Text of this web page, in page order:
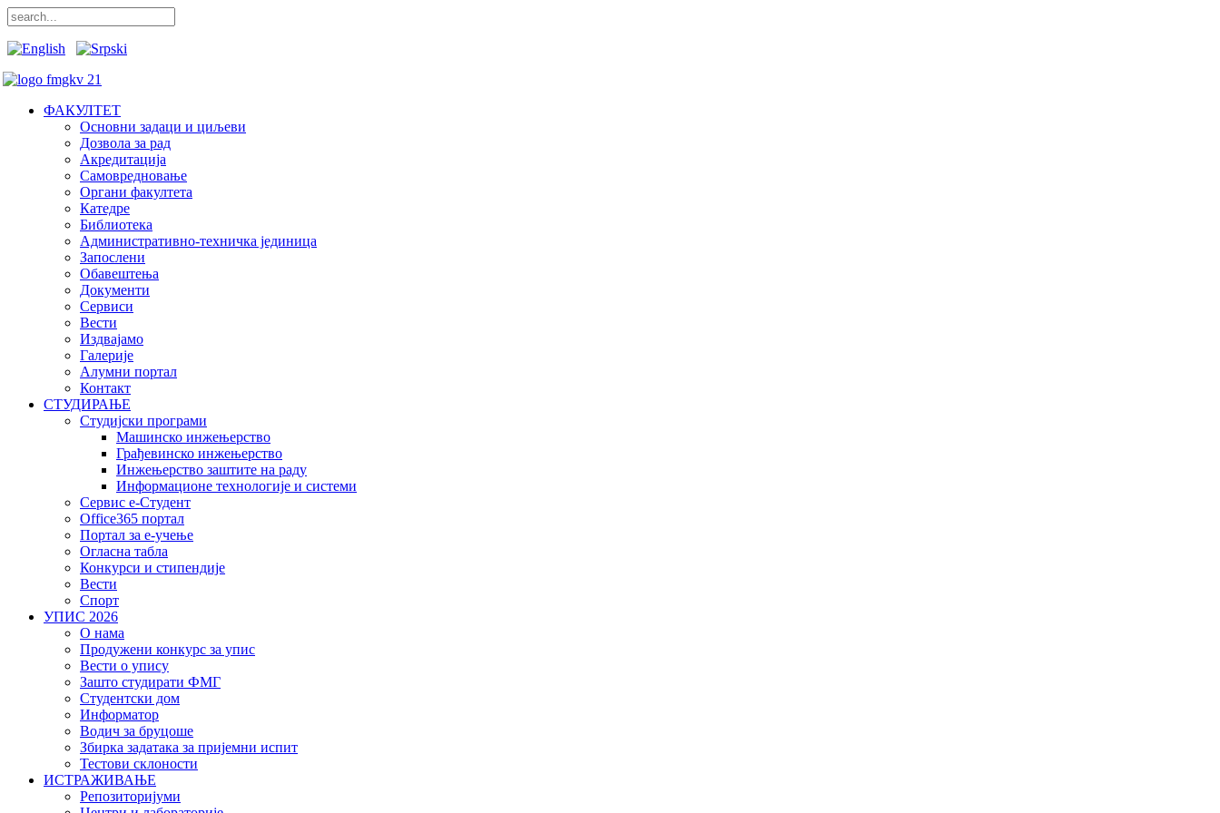
ФАКУЛТЕТ
Основни задаци и циљеви
Дозвола за рад
Акредитација
Самовредновање
Органи факултета
Катедре
Библиотека
Административно-техничка јединица
Запослени
Обавештења
Документи
Сервиси
Вести
Издвајамо
Галерије
Алумни портал
Контакт
СТУДИРАЊЕ
Студијски програми
Машинско инжењерство
Грађевинско инжењерство
Инжењерство заштите на раду
Информационе технологије и системи
Сервис е-Студент
Office365 портал
Портал за е-учење
Огласна табла
Конкурси и стипендије
Вести
Спорт
УПИС 2026
О нама
Продужени конкурс за упис
Вести о упису
Зашто студирати ФМГ
Студентски дом
Информатор
Водич за бруцоше
Збиркa задатака за пријемни испит
Тестови склоности
ИСТРАЖИВАЊЕ
Репозиторијуми